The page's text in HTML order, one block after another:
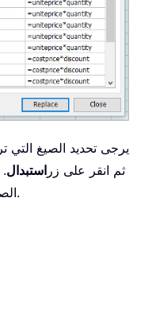
يرجى تحديد الصيغ التي
ثم انقر على زر استبدال
الصيغ التي تم استبدالها بمرجعيات الخلايا.